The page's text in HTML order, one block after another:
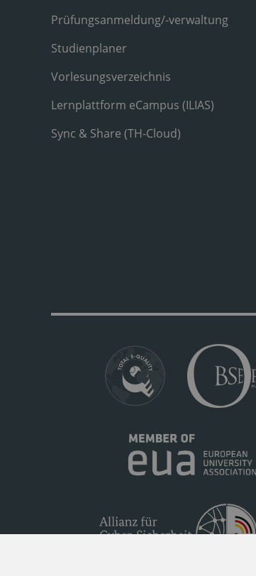
Prüfungsanmeldung/-verwaltung
Studienplaner
Vorlesungsverzeichnis
Lernplattform eCampus (ILIAS)
Sync & Share (TH-Cloud)